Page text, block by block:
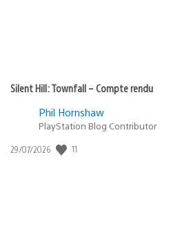
Silent Hill: Townfall – Compte rendu
Phil Hornshaw
PlayStation Blog Contributor
Date
29/07/2026 11